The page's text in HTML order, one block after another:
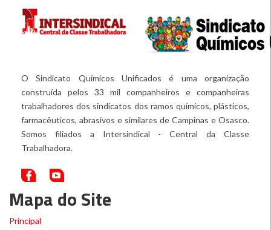
O Sindicato Químicos Unificados é uma organização
construída pelos 33 mil companheiros e companheiras
trabalhadores dos sindicatos dos ramos químicos, plásticos,
farmacêuticos, abrasivos e similares de Campinas e Osasco.
Somos filiados a Intersindical - Central da Classe
Trabalhadora.
Mapa do Site
Principal